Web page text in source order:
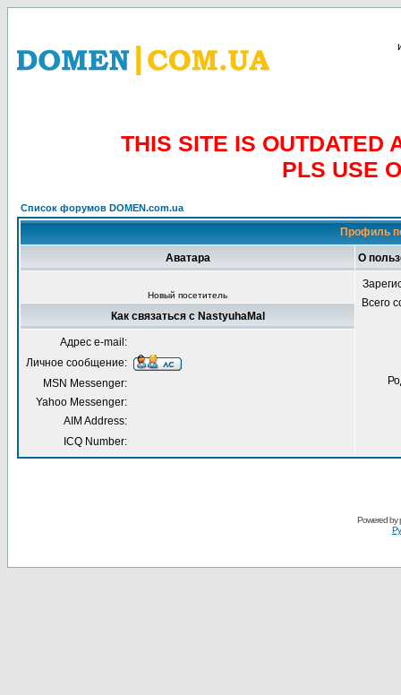
THIS SITE IS OUTDATED
PLS USE
Список форумов DOMEN.com.ua
Профиль
Аватара О
Новый посетитель
Всего
Как связаться с NastyuhaMal
Адрес e-mail:
Личное сообщение:
MSN Messenger:
Yahoo Messenger:
AIM Address:
ICQ Number:
Powered by